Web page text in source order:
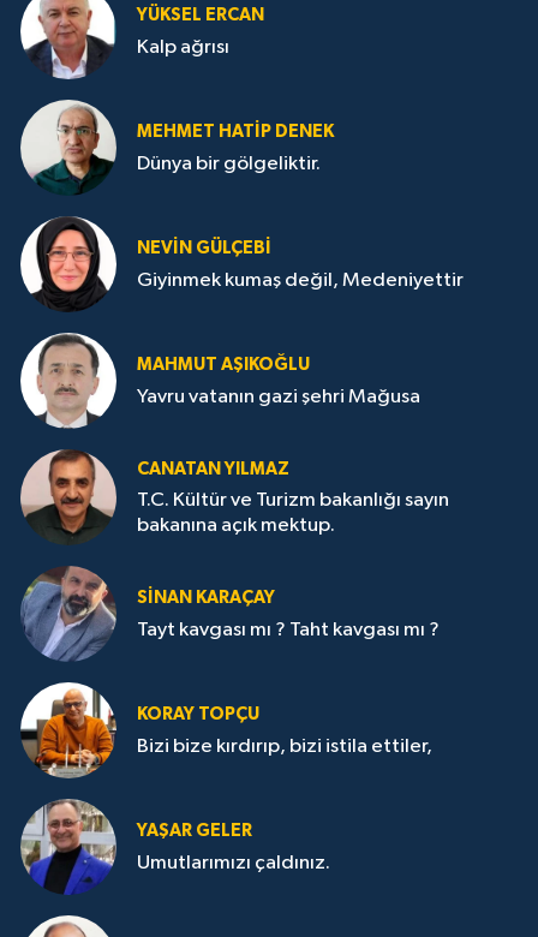
YÜKSEL ERCAN
Kalp ağrısı
MEHMET HATİP DENEK
Dünya bir gölgeliktir.
NEVİN GÜLÇEBİ
Giyinmek kumaş değil, Medeniyettir
MAHMUT AŞIKOĞLU
Yavru vatanın gazi şehri Mağusa
CANATAN YILMAZ
T.C. Kültür ve Turizm bakanlığı sayın
bakanına açık mektup.
SİNAN KARAÇAY
Tayt kavgası mı ? Taht kavgası mı ?
KORAY TOPÇU
Bizi bize kırdırıp, bizi istila ettiler,
YAŞAR GELER
Umutlarımızı çaldınız.